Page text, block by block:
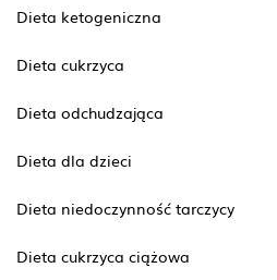
Dieta ketogeniczna
Dieta cukrzyca
Dieta odchudzająca
Dieta dla dzieci
Dieta niedoczynność tarczycy
Dieta cukrzyca ciążowa